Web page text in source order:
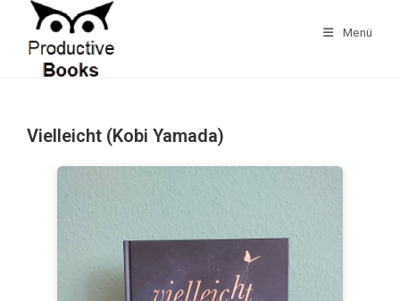
springen
Menü
Vielleicht (Kobi Yamada)